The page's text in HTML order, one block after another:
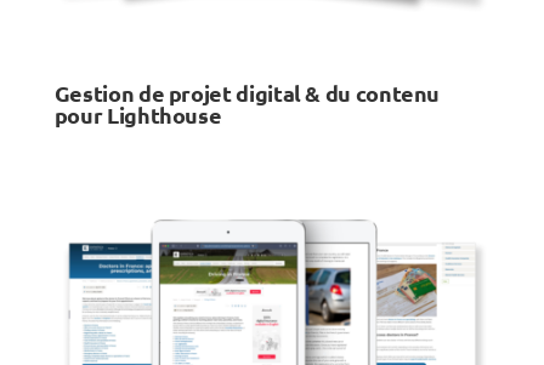
Gestion de projet digital & du contenu
pour Lighthouse